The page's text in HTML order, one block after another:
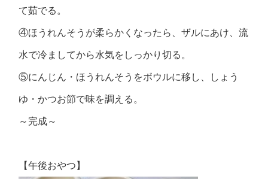
て茹でる。
④ほうれんそうが柔らかくなったら、ザルにあけ、流
水で冷ましてから水気をしっかり切る。
⑤にんじん・ほうれんそうをボウルに移し、しょう
ゆ・かつお節で味を調える。
～完成～
【午後おやつ】